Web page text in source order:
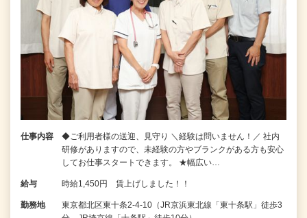
仕事内容
◆ご利用者様の送迎、見守り ＼経験は問いません！／ 社内
研修がありますので、未経験の方やブランクがある方も安心
してお仕事スタートできます。 ★幅広い…
給与 時給1,450円 賃上げしました！！
勤務地
東京都北区東十条2-4-10（JR京浜東北線「東十条駅」徒歩3